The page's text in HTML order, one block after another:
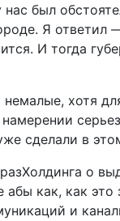
нас был
Я ответил
И тогда
хотя
сделали в
о
как, как
и